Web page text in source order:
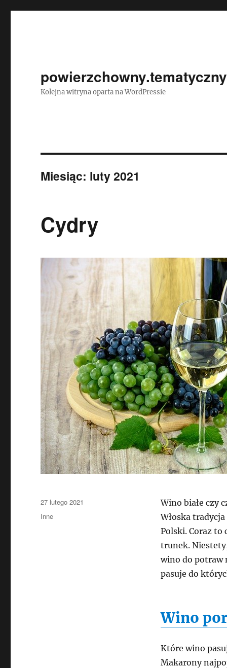
Kolejna witryna oparta na WordPressie
Miesiąc: luty 2021
Cydry
Wino białe czy
Włoska
Polski. Coraz to
trunek.
wino do potraw
pasuje do
Wino
Które wino
Makarony
Data
publikacji
27 lutego 2021
Kategorie
Inne